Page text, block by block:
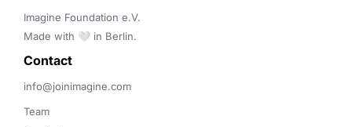
Imagine Foundation e.V.
Made with 🤍 in Berlin.
Contact
info@joinimagine.com
Team